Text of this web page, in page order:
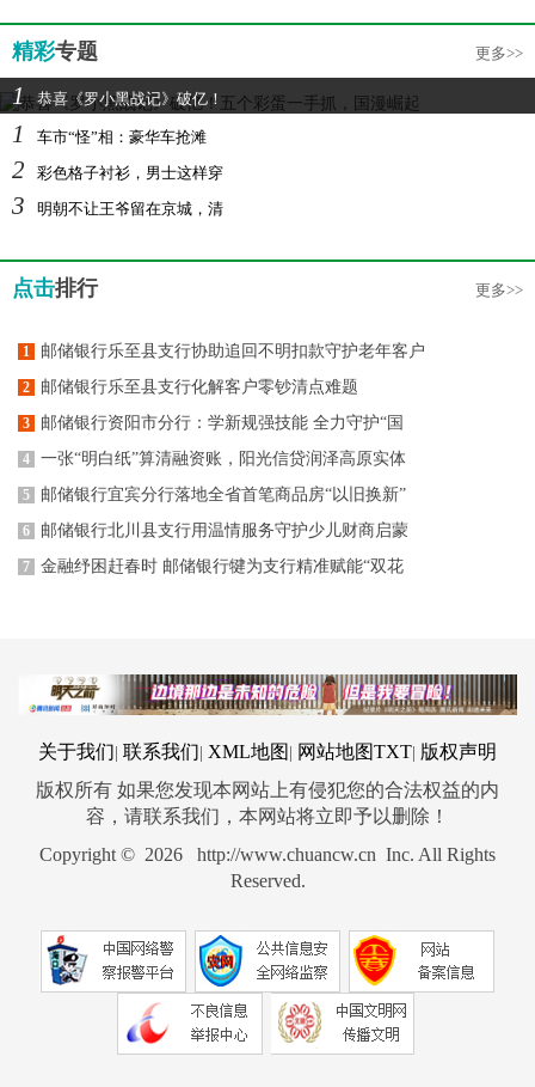
精彩专题 更多>>
1 恭喜《罗小黑战记》破亿！
1 车市“怪”相：豪华车抢滩
2 彩色格子衬衫，男士这样穿
3 明朝不让王爷留在京城，清
点击排行 更多>>
1 邮储银行乐至县支行协助追回不明扣款守护老年客户
2 邮储银行乐至县支行化解客户零钞清点难题
3 邮储银行资阳市分行：学新规强技能 全力守护“国
4 一张“明白纸”算清融资账，阳光信贷润泽高原实体
5 邮储银行宜宾分行落地全省首笔商品房“以旧换新”
6 邮储银行北川县支行用温情服务守护少儿财商启蒙
7 金融纾困赶春时 邮储银行犍为支行精准赋能“双花
关于我们 联系我们 XML地图 网站地图TXT 版权声明
版权所有 如果您发现本网站上有侵犯您的合法权益的内
容，请联系我们，本网站将立即予以删除！
Copyright © 2026 http://www.chuancw.cn Inc. All Rights
Reserved.